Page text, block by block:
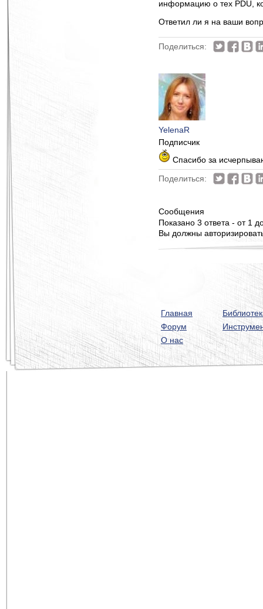
информацию о тех PDU,
Ответил ли я на ваши
Поделиться:
YelenaR
Подписчик
Спасибо за
Поделиться:
Сообщения
Показано 3 ответа - от 1
Вы должны
Главная
Форум
О нас